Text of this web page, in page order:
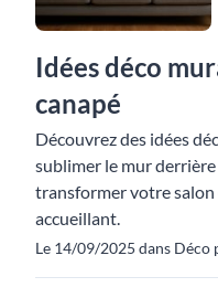
Idées déco
canapé
Découvrez des idées
sublimer le mur
transformer votre salon
accueillant.
Le 14/09/2025 dans Déco